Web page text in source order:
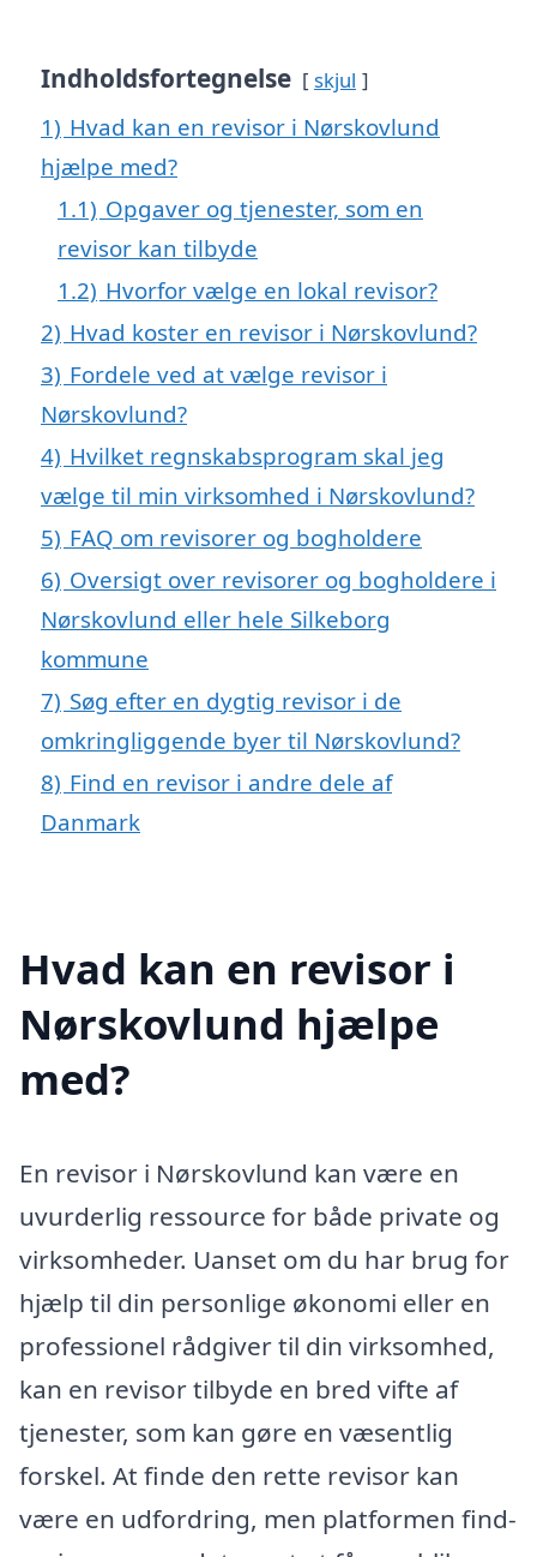
Indholdsfortegnelse skjul
1) Hvad kan en revisor i Nørskovlund
hjælpe med?
1.1) Opgaver og tjenester, som en
revisor kan tilbyde
1.2) Hvorfor vælge en lokal revisor?
2) Hvad koster en revisor i Nørskovlund?
3) Fordele ved at vælge revisor i
Nørskovlund?
4) Hvilket regnskabsprogram skal jeg
vælge til min virksomhed i Nørskovlund?
5) FAQ om revisorer og bogholdere
6) Oversigt over revisorer og bogholdere i
Nørskovlund eller hele Silkeborg
kommune
7) Søg efter en dygtig revisor i de
omkringliggende byer til Nørskovlund?
8) Find en revisor i andre dele af
Danmark
Hvad kan en revisor i
Nørskovlund hjælpe
med?
En revisor i Nørskovlund kan være en
uvurderlig ressource for både private og
virksomheder. Uanset om du har brug for
hjælp til din personlige økonomi eller en
professionel rådgiver til din virksomhed,
kan en revisor tilbyde en bred vifte af
tjenester, som kan gøre en væsentlig
forskel. At finde den rette revisor kan
være en udfordring, men platformen find-